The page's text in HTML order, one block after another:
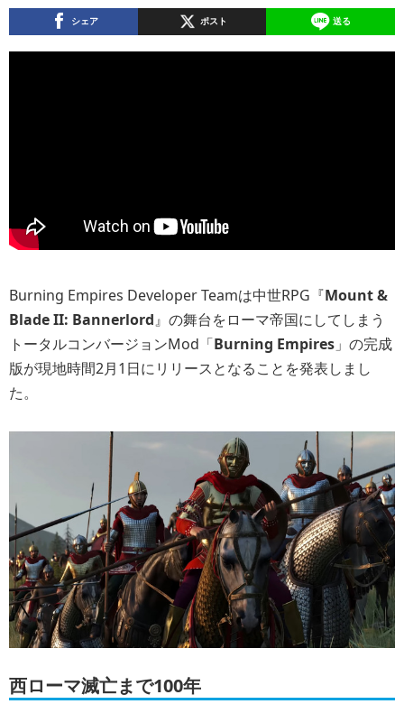
シェア ポスト 送る
Burning Empires Developer Teamは中世RPG『Mount &
Blade II: Bannerlord』の舞台をローマ帝国にしてしまう
トータルコンバージョンMod「Burning Empires 」の完成
版が現地時間2月1日にリリースとなることを発表しまし
た。
西ローマ滅亡まで100年